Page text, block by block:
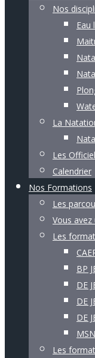
Nos
Eau
La
Les
Calendrier
Nos Formations
Les
Vous
Les
BP
DE
DE
DE
MSN
Les